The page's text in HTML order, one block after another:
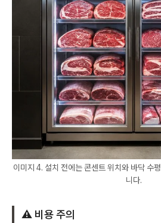
이미지 4. 설치 전에는 콘센트 위치와 바닥 수
니다.
⚠️ 비용 주의